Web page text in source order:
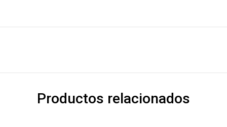
Productos relacionados